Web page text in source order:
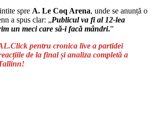
spre A. Le Coq Arena, unde se anunță o
a spus clar: „Publicul va fi al 12-lea
un meci care să-i facă mândri.”
pentru cronica live a partidei
de la final și analiza completă a